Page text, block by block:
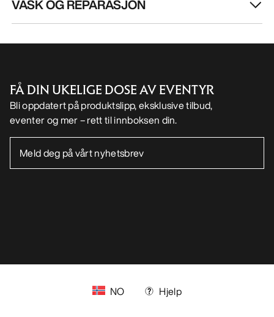
VASK OG REPARASJON
FÅ DIN UKELIGE DOSE AV EVENTYR
Bli oppdatert på produktslipp, eksklusive tilbud,
eventer og mer – rett til innboksen din.
NO Hjelp